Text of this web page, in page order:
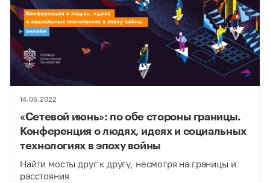
14.06.2022
«Сетевой июнь»: по обе стороны границы.
Конференция о людях, идеях и социальных
технологиях в эпоху войны
Найти мосты друг к другу, несмотря на границы и
расстояния